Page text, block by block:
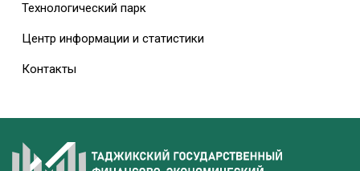
Технологический парк
Центр информации и статистики
Контакты